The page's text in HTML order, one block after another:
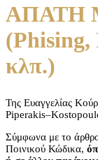
ΑΠΑΤΗ
κλπ.)
Της Ευαγγελίας
Σύμφωνα με το
Ποινικού Κώδικα,